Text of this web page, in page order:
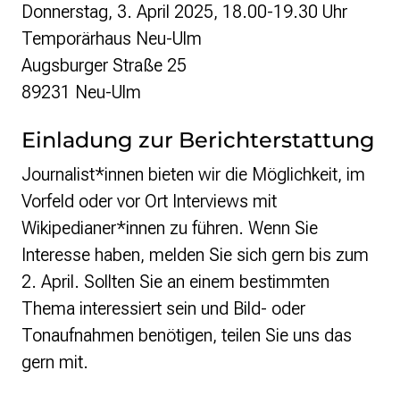
Donnerstag, 3. April 2025, 18.00-19.30 Uhr
Temporärhaus Neu-Ulm
Augsburger Straße 25
89231 Neu-Ulm
Einladung zur Berichterstattung
Journalist*innen bieten wir die Möglichkeit, im
Vorfeld oder vor Ort Interviews mit
Wikipedianer*innen zu führen. Wenn Sie
Interesse haben, melden Sie sich gern bis zum
2. April. Sollten Sie an einem bestimmten
Thema interessiert sein und Bild- oder
Tonaufnahmen benötigen, teilen Sie uns das
gern mit.